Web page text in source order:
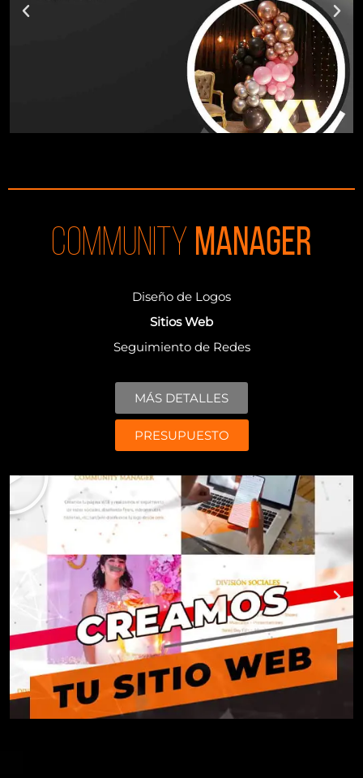
community manager
Diseño de Logos
Sitios Web
Seguimiento de Redes
MÁS DETALLES
PRESUPUESTO